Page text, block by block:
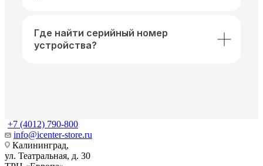
Где найти серийный номер
устройства?
+7 (4012) 790-800
info@icenter-store.ru
Калининград,
ул. Театральная, д. 30